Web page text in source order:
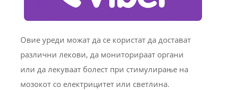
Овие уреди можат да се користат да достават
различни лекови, да мониторираат органи
или да лекуваат болест при стимулирање на
мозокот со електрицитет или светлина.